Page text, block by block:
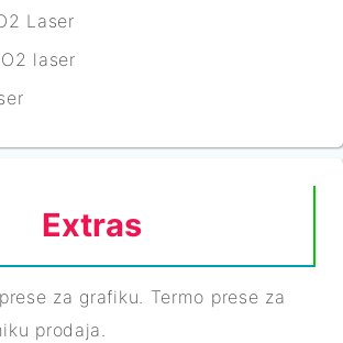
Laser
laser
Extras
za grafiku. Termo prese za
prodaja.